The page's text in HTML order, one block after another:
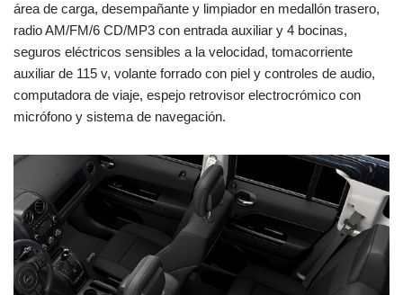
área de carga, desempañante y limpiador en medallón trasero,
radio AM/FM/6 CD/MP3 con entrada auxiliar y 4 bocinas,
seguros eléctricos sensibles a la velocidad, tomacorriente
auxiliar de 115 v, volante forrado con piel y controles de audio,
computadora de viaje, espejo retrovisor electrocrómico con
micrófono y sistema de navegación.